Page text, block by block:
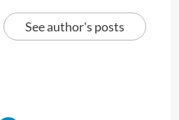
See author's posts